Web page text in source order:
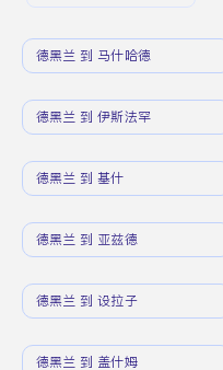
德黑兰 到 马什哈德
德黑兰 到 伊斯法罕
德黑兰 到 基什
德黑兰 到 亚兹德
德黑兰 到 设拉子
德黑兰 到 盖什姆